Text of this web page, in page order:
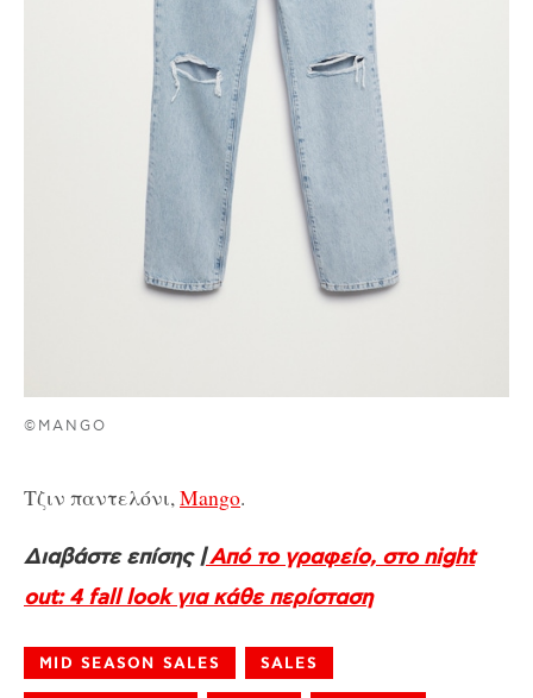
©MANGO
Τζιν παντελόνι, Mango.
Διαβάστε επίσης |Από το γραφείο, στο night
out: 4 fall look για κάθε περίσταση
MID SEASON SALES SALES